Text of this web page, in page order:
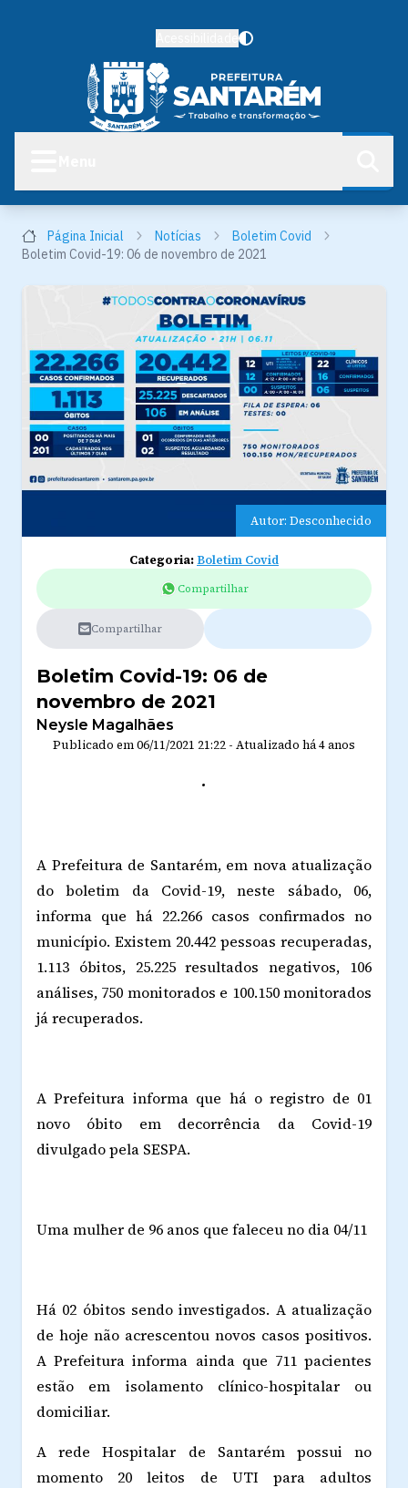
Página Inicial Notícias
Boletim Covid
Boletim Covid-19: 06 de novembro de 2021
Autor: Desconhecido
Categoria:Boletim Covid
Compartilhar
Compartilhar
Boletim Covid-19: 06 de
novembro de 2021
Neysle Magalhães
Publicado em06/11/2021 21:22 - Atualizado há 4 anos
.
A Prefeitura de Santarém, em nova atualização
do boletim da Covid-19, neste sábado, 06,
informa que há 22.266 casos confirmados no
município. Existem 20.442 pessoas recuperadas,
1.113 óbitos, 25.225 resultados negativos, 106
análises, 750 monitorados e 100.150 monitorados
já recuperados.
A Prefeitura informa que há o registro de 01
novo óbito em decorrência da Covid-19
divulgado pela SESPA.
Uma mulher de 96 anos que faleceu no dia 04/11
Há 02 óbitos sendo investigados. A atualização
de hoje não acrescentou novos casos positivos.
A Prefeitura informa ainda que 711 pacientes
estão em isolamento clínico-hospitalar ou
domiciliar.
A rede Hospitalar de Santarém possui no
momento 20 leitos de UTI para adultos